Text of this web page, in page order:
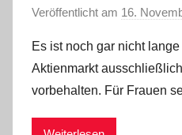
Veröffentlicht am 16.
Es ist noch gar nicht
Aktienmarkt
vorbehalten. Für Frauen